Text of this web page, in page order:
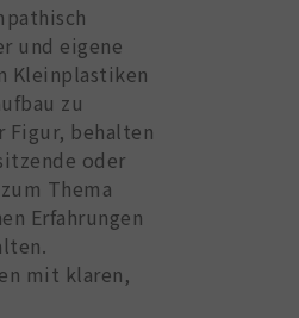
und eigene
Kleinplastiken
zu
Figur, behalten
oder
Thema
Erfahrungen
mit klaren,